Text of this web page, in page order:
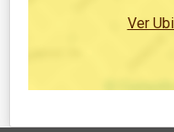
Ver